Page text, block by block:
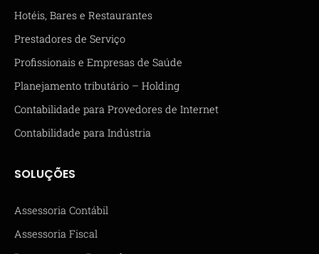
Hotéis, Bares e Restaurantes
Prestadores de Serviço
Profissionais e Empresas de Saúde
Planejamento tributário – Holding
Contabilidade para Provedores de Internet
Contabilidade para Indústria
SOLUÇÕES
Assessoria Contábil
Assessoria Fiscal